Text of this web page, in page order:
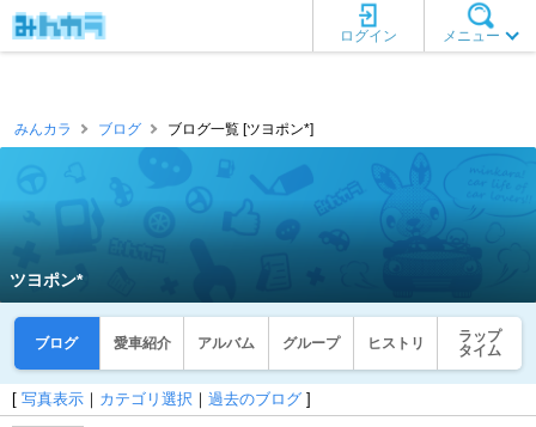
メニュー
ログイン
みんカラ ブログ ブログ一覧 [ツヨポン*]
ツヨポン*
ブログ 愛車紹介 アルバム グループ ヒストリ
ラップ
タイム
[ 写真表示 ｜ カテゴリ選択 ｜ 過去のブログ ]